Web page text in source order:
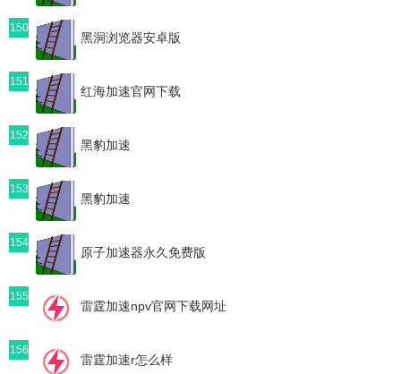
150
黑洞浏览器安卓版
151
红海加速官网下载
152
黑豹加速
153
黑豹加速
154
原子加速器永久免费版
155
雷霆加速npv官网下载网址
156
雷霆加速r怎么样